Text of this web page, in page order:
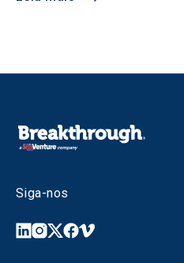
Siga-nos